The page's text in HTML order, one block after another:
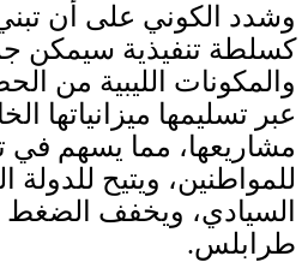
وشدد الكوني على أن
كسلطة تنفيذية سيمكن
والمكونات الليبية من
عبر تسليمها ميزانياتها
مشاريعها، مما يسهم في
للمواطنين، ويتيح للدولة
السيادي، ويخفف
طرابلس.